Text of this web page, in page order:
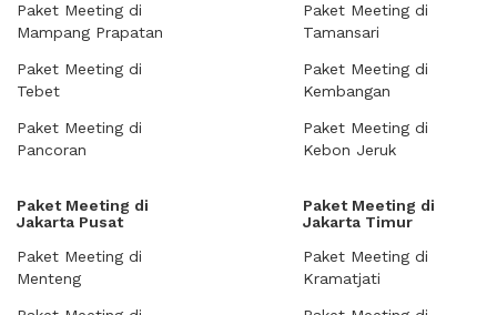
Paket Meeting di
Mampang Prapatan
Paket Meeting di
Tebet
Paket Meeting di
Pancoran
Paket Meeting di
Tamansari
Paket Meeting di
Kembangan
Paket Meeting di
Kebon Jeruk
Paket Meeting di
Jakarta Pusat
Paket Meeting di
Menteng
Paket Meeting di
Jakarta Timur
Paket Meeting di
Kramatjati